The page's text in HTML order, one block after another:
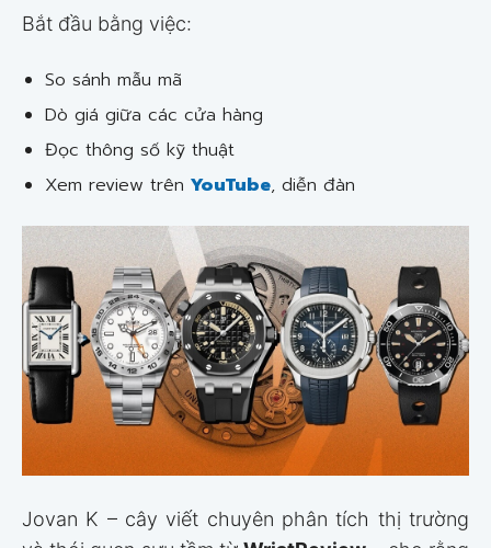
Bắt đầu bằng việc:
So sánh mẫu mã
Dò giá giữa các cửa hàng
Đọc thông số kỹ thuật
Xem review trên YouTube, diễn đàn
Jovan K – cây viết chuyên phân tích thị trường